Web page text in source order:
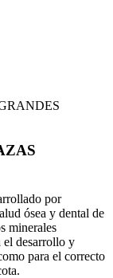
por
ósea y dental de
minerales
el desarrollo y
para el correcto